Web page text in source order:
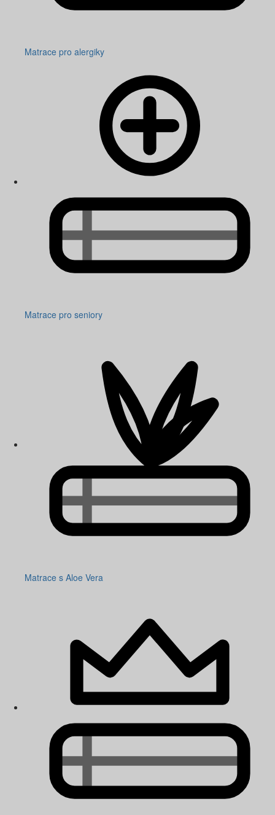
Matrace pro alergiky
Matrace pro seniory
Matrace s Aloe Vera